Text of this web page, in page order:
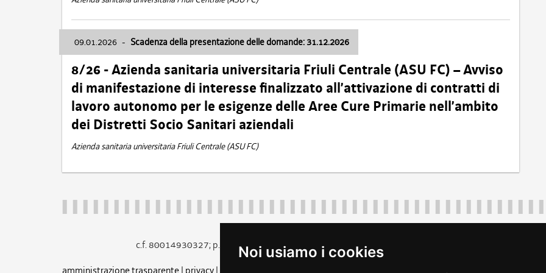
Noi usiamo i cookies
09.01.2026 - Scadenza della presentazione delle domande: 31.12.2026
8/26 - Azienda sanitaria universitaria Friuli Centrale (ASU FC) – Avviso
di manifestazione di interesse finalizzato all’attivazione di contratti di
lavoro autonomo per le esigenze delle Aree Cure Primarie nell’ambito
dei Distretti Socio Sanitari aziendali
Azienda sanitaria universitaria Friuli Centrale (ASU FC)
c.f. 80014930327; p.iva 00526040324
piazza Unità d'Italia 1 Trieste
amministrazione trasparente| privacy| dichiarazione di accessibilità